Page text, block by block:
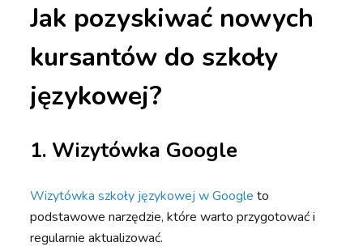
Jak pozyskiwać nowych
kursantów do szkoły
językowej?
1. Wizytówka Google
Wizytówka szkoły językowej w Google to
podstawowe narzędzie, które warto przygotować i
regularnie aktualizować.